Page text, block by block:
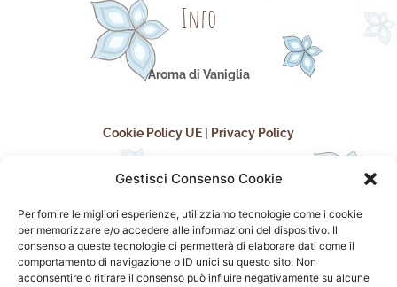
Gestisci Consenso Cookie
Per fornire le migliori esperienze, utilizziamo tecnologie come i cookie
per memorizzare e/o accedere alle informazioni del dispositivo. Il
consenso a queste tecnologie ci permetterà di elaborare dati come il
comportamento di navigazione o ID unici su questo sito. Non
acconsentire o ritirare il consenso può influire negativamente su alcune
Info
Aroma di Vaniglia
Cookie Policy UE Privacy Policy
seguici sui social